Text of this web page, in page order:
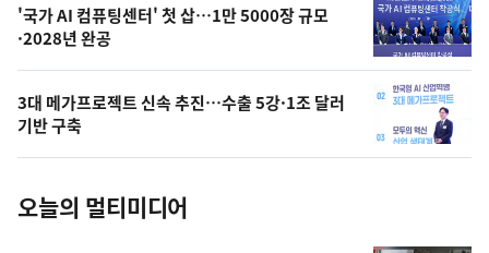
오
늘
의
사
진
'국가 AI 컴퓨팅센터' 첫 삽…1만 5000장 규모
·2028년 완공
3대 메가프로젝트 신속 추진…수출 5강·1조 달러
기반 구축
오늘의 멀티미디어